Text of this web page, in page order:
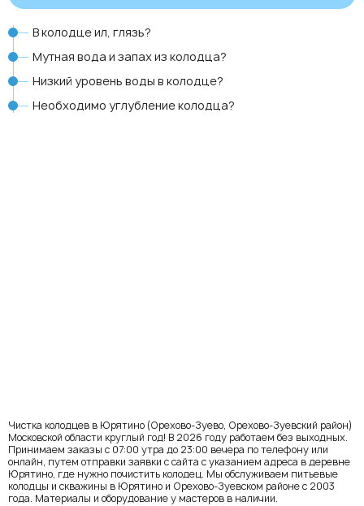
В колодце ил, глязь?
Мутная вода и запах из колодца?
Низкий уровень воды в колодце?
Необходимо углубление колодца?
Чистка колодцев в Юрятино (Орехово-Зуево, Орехово-Зуевский район)
Московской области круглый год! В 2026 году работаем без выходных.
Принимаем заказы с 07:00 утра до 23:00 вечера по телефону или
онлайн, путем отправки заявки с сайта с указанием адреса в деревне
Юрятино, где нужно почистить колодец. Мы обслуживаем питьевые
колодцы и скважины в Юрятино и Орехово-Зуевском районе с 2003
года. Материалы и оборудование у мастеров в наличии.